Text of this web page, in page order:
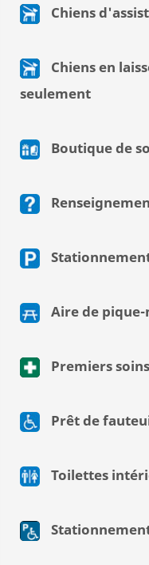
Chiens
Chiens en
seulement
Boutique de
Aire de
Premiers soins
Prêt de
Toilettes